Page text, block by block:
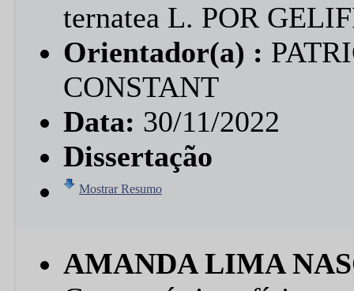
ternatea L. POR
Orientador(a) :
CONSTANT
Data: 30/11/2022
Dissertação
Mostrar Resumo
AMANDA LIMA